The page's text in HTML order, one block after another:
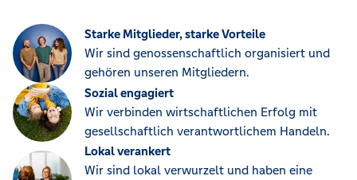
Starke Mitglieder, starke Vorteile
Wir sind genossenschaftlich organisiert und
gehören unseren Mitgliedern.
Sozial engagiert
Wir verbinden wirtschaftlichen Erfolg mit
gesellschaftlich verantwortlichem Handeln.
Lokal verankert
Wir sind lokal verwurzelt und haben eine